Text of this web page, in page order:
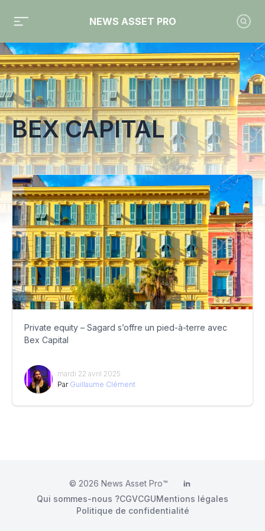
NEWS ASSET PRO
Toute l'actualité sur le tag "Bex Capital"
BEX CAPITAL
Private equity – Sagard s’offre un pied-à-terre avec
Bex Capital
mardi 22 avril 2025
Par Guillaume Clément
© 2026 News Asset Pro™ LinkedIn
Qui sommes-nous ?CGVCGUMentions légales
Politique de confidentialité